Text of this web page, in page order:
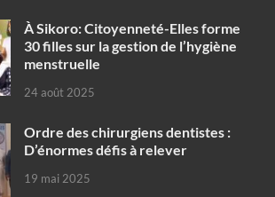
À Sikoro: Citoyenneté-Elles forme
30 filles sur la gestion de l’hygiène
menstruelle
24 août 2025
Ordre des chirurgiens dentistes :
D’énormes défis à relever
19 mai 2025